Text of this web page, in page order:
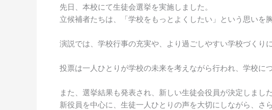
先日、本校にて生徒会選挙を実施しました。
立候補者たちは、「学校をもっとよくしたい」という思いを
演説では、学校行事の充実や、より過ごしやすい学校づくり
投票は一人ひとりが学校の未来を考えながら行われ、学校に
また、選挙結果も発表され、新しい生徒会役員が決定しました
新役員を中心に、生徒一人ひとりの声を大切にしながら、さ